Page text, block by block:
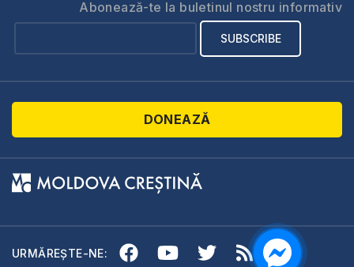
Abonează-te la buletinul nostru informativ
DONEAZĂ
URMĂREȘTE-NE: